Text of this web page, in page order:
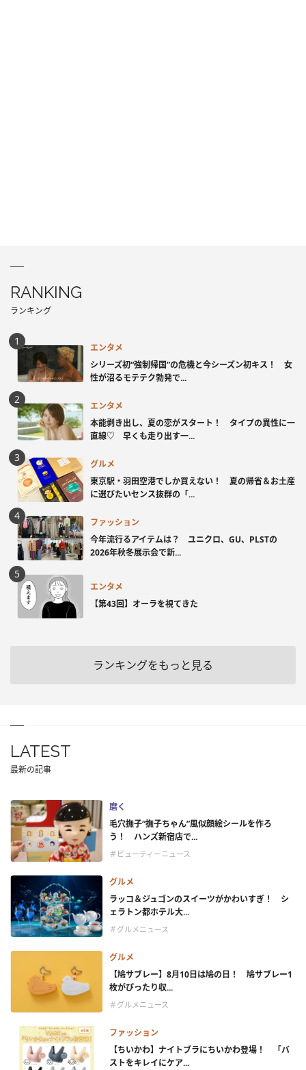
RANKING
ランキング
エンタメ
シリーズ初“強制帰国”の危機と今シーズン初キス！ 女
性が沼るモテテク勃発で...
エンタメ
本能剥き出し、夏の恋がスタート！ タイプの異性に一
直線♡ 早くも走り出す一...
グルメ
東京駅・羽田空港でしか買えない！ 夏の帰省＆お土産
に選びたいセンス抜群の「...
ファッション
今年流行るアイテムは？ ユニクロ、GU、PLSTの
2026年秋冬展示会で新...
エンタメ
【第43回】オーラを視てきた
ランキングをもっと見る
LATEST
最新の記事
磨く
毛穴撫子“撫子ちゃん”風似顔絵シールを作ろ
う！ ハンズ新宿店で...
＃ビューティーニュース
グルメ
ラッコ＆ジュゴンのスイーツがかわいすぎ！ シ
ェラトン都ホテル大...
＃グルメニュース
グルメ
【鳩サブレー】8月10日は鳩の日！ 鳩サブレー1
枚がぴったり収...
＃グルメニュース
ファッション
【ちいかわ】ナイトブラにちいかわ登場！ 「バ
ストをキレイにケア...